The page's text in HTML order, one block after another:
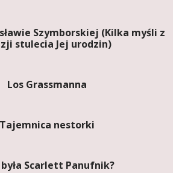
Szymborskiej (Kilka myśli z
stulecia Jej urodzin)
Los Grassmanna
Tajemnica nestorki
Scarlett Panufnik?